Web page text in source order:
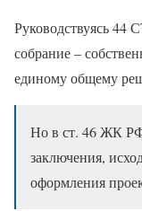
Руководствуясь
собрание –
единому общему
Но в ст. 46 ЖК
заключения,
оформления